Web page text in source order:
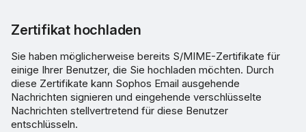
Zertifikat hochladen
Sie haben möglicherweise bereits S/MIME-Zertifikate für
einige Ihrer Benutzer, die Sie hochladen möchten. Durch
diese Zertifikate kann Sophos Email ausgehende
Nachrichten signieren und eingehende verschlüsselte
Nachrichten stellvertretend für diese Benutzer
entschlüsseln.